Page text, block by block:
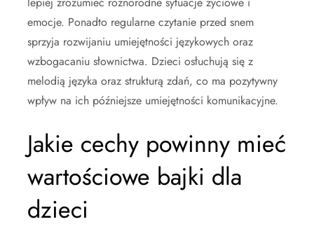
emocje. Ponadto regularne czytanie przed snem
sprzyja rozwijaniu umiejętności językowych oraz
wzbogacaniu słownictwa. Dzieci osłuchują się z
melodią języka oraz strukturą zdań, co ma pozytywny
wpływ na ich późniejsze umiejętności komunikacyjne.
Jakie cechy powinny mieć
wartościowe bajki dla
dzieci